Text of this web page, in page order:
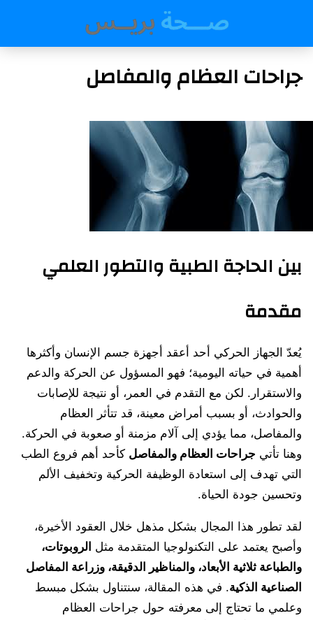
جراحات العظام والمفاصل
بين الحاجة الطبية والتطور العلمي
مقدمة
يُعدّ الجهاز الحركي أحد أعقد أجهزة جسم الإنسان وأكثرها
أهمية في حياته اليومية؛ فهو المسؤول عن الحركة والدعم
والاستقرار. لكن مع التقدم في العمر، أو نتيجة للإصابات
والحوادث، أو بسبب أمراض معينة، قد تتأثر العظام
والمفاصل، مما يؤدي إلى آلام مزمنة أو صعوبة في الحركة.
وهنا تأتي جراحات العظام والمفاصل كأحد أهم فروع الطب
التي تهدف إلى استعادة الوظيفة الحركية وتخفيف الألم
وتحسين جودة الحياة.
لقد تطور هذا المجال بشكل مذهل خلال العقود الأخيرة،
وأصبح يعتمد على التكنولوجيا المتقدمة مثل الروبوتات،
والطباعة ثلاثية الأبعاد، والمناظير الدقيقة، وزراعة المفاصل
الصناعية الذكية. في هذه المقالة، سنتناول بشكل مبسط
وعلمي ما تحتاج إلى معرفته حول جراحات العظام